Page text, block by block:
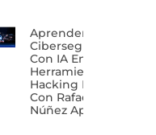
Aprender
Ciberseguridad
Con IA En 2026:
Herramientas Y
Hacking Ético
Con Rafael
Núñez Aponte